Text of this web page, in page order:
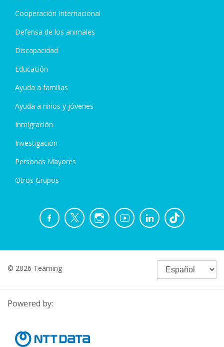
Cooperación Internacional
Defensa de los animales
Discapacidad
Educación
Ayuda a familias
Ayuda a niños y jóvenes
Inmigración
Investigación
Personas Mayores
Otros Grupos
© 2026 Teaming
Powered by: